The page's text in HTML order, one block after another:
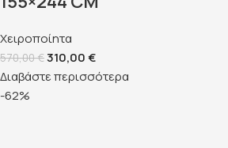
Χειροποίητα
570,00€310,00€
Διαβάστε περισσότερα
-62%